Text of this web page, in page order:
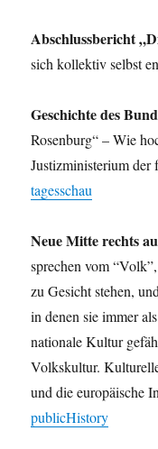
Abschlussbericht
sich kollektiv selbst
Geschichte des
Rosenburg“ – Wie
Justizministerium
tagesschau
Neue Mitte rechts
sprechen vom
zu Gesicht stehen,
in denen sie immer
nationale Kultur
Volkskultur.
und die europäische
publicHistory